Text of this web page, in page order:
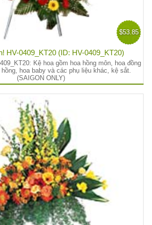
$53.85
HV-0409_KT20 (ID: HV-0409_KT20)
Kệ hoa gồm hoa hồng môn, hoa đồng
hoa baby và các phụ liệu khác, kệ sắt.
(SAIGON ONLY)